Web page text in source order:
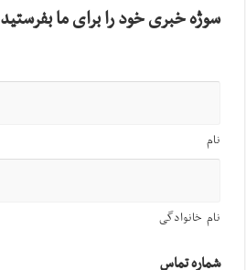
سوژه خبری خود را برای ما بفرستید
نام
نام خانوادگی
شماره تماس